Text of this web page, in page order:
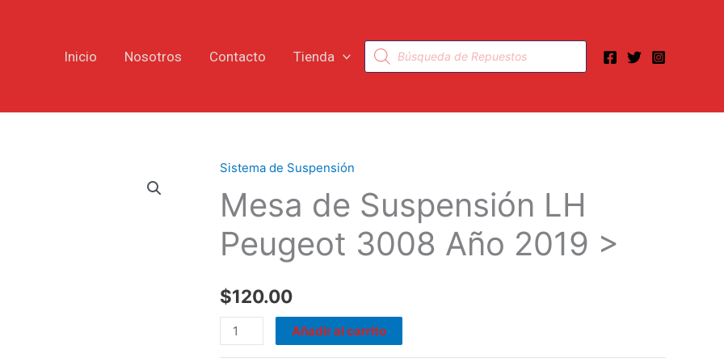
Inicio Nosotros Contacto Tienda
Búsqueda
de
productos
Sistema de Suspensión
Mesa de Suspensión LH
Peugeot 3008 Año 2019 >
$120.00
Mesa
de
Suspensión
LH
Peugeot
Año
2019
>
Añadir al carrito